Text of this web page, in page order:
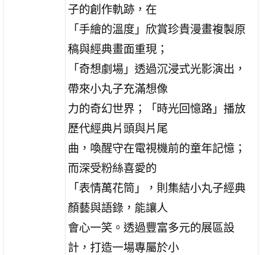
子的創作軌跡，在
「手繪的溫度」欣賞珍貴漫畫複製原
稿與經典畫面重現；
「奇想劇場」透過沉浸式光影演出，
帶來小丸子充滿想像
力的奇幻世界；「時光回憶路」播放
歷代經典片頭與片尾
曲，喚醒守在電視機前的童年記憶；
而深受粉絲喜愛的
「表情萬花筒」，則集結小丸子經典
顏藝與語錄，能讓人
會心一笑。透過豐富多元的展區設
計，打造一場專屬於小